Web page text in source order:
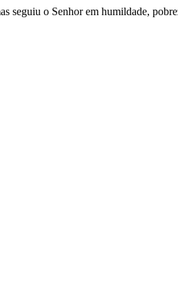
seguiu o Senhor em humildade,